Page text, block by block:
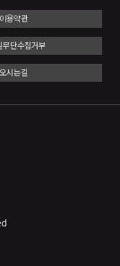
이용약관
무단수집거부
오시는길